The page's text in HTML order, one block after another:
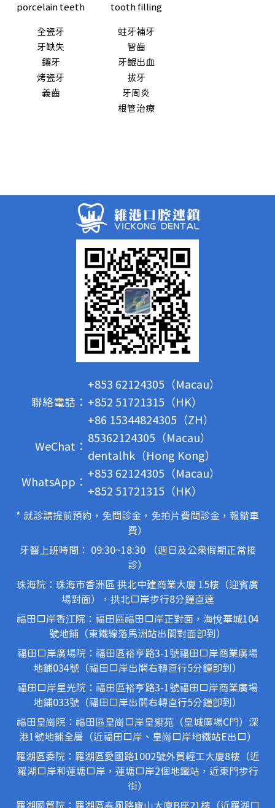
porcelain teeth
全瓷牙
牙缺失
鑲牙
烤瓷牙
義齒
tooth filling
蛀牙補牙
智齒
牙齦出血
拔牙
牙周炎
根管治療
聯絡電話：
+853 62124305（Macau）
+852 51721315（HK）
+86 15344824305（ZH）
WeChat：
85362124305（Macau）
dentalhk（Hong Kong）
WhatsApp：
+853 62124305（Macau）
+852 51721315（HK）
* 就診請提前預約，免問診金，免拍片費問診金，報銷車
費）
牙醫上班時間： 09:30~18:30 （週日及公眾假期正常接
診）
珠海院：珠海市香洲區 拱北中建商業大廈 15樓（迎賓廣
場對面），拱北口岸步行8分鐘直達
福田口岸香江院：福田區福田口岸正對面，海悅華城104
號地鋪（東鐵線落馬洲站出關對面即到）
福田口岸廣場院：福田區裕亨路3-1號福田口岸商業廣場
地鋪034號（福田口岸出關右轉直行5分鐘即到）
福田口岸星光院：福田區裕亨路3-1號福田口岸商業廣場
地鋪033號（福田口岸出關右轉直行5分鐘即到）
福田皇崗院：福田區皇崗口岸皇禦苑（皇城廣場C門）深
港1號地鋪全層（近福田口岸、皇崗口岸地鐵站E出口）
羅湖區委院：羅湖區愛國路1002號外貿輕工大廈8樓（近
羅湖口岸和蓮塘口岸，蓮塘口岸2個地鐵站，近東門步行
街）